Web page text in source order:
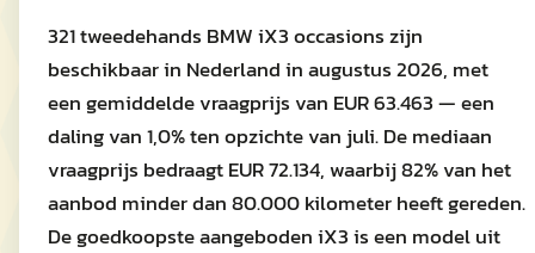
321 tweedehands BMW iX3 occasions zijn
beschikbaar in Nederland in augustus 2026, met
een gemiddelde vraagprijs van EUR 63.463 — een
daling van 1,0% ten opzichte van juli. De mediaan
vraagprijs bedraagt EUR 72.134, waarbij 82% van het
aanbod minder dan 80.000 kilometer heeft gereden.
De goedkoopste aangeboden iX3 is een model uit